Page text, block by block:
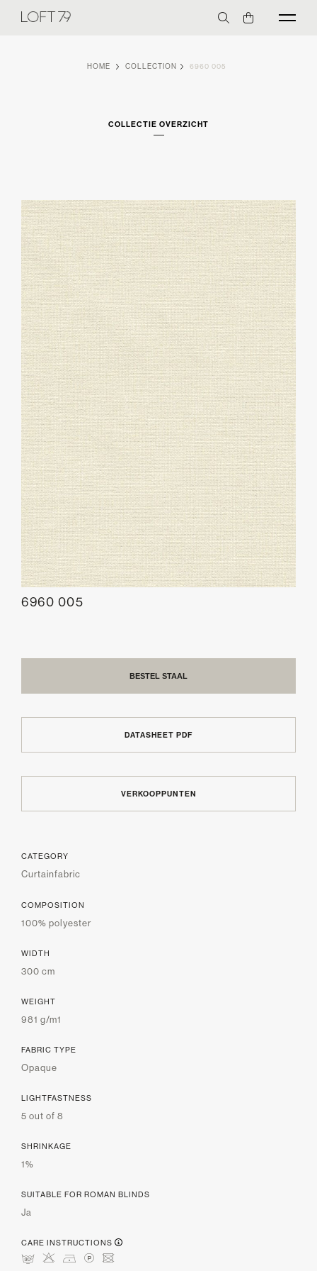
HOME COLLECTION 6960 005
COLLECTIE OVERZICHT
6960 005
BESTEL STAAL
DATASHEET PDF
VERKOOPPUNTEN
CATEGORY
Curtainfabric
COMPOSITION
100% polyester
WIDTH
300 cm
WEIGHT
981 g/m1
FABRIC TYPE
Opaque
LIGHTFASTNESS
5 out of 8
SHRINKAGE
1%
SUITABLE FOR ROMAN BLINDS
Ja
CARE INSTRUCTIONS
mHDLU